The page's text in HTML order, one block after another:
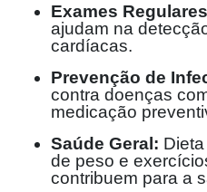
Exames
ajudam na
cardíacas.
Prevenção de
contra doenças
medicação
Saúde Geral:
de peso e
contribuem para a